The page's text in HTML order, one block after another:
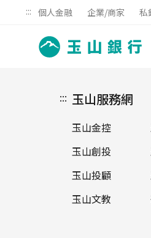
::: 個人金融 企業/商家 私
::: 玉山服務網
玉山金控
玉山創投
玉山投顧
玉山文教